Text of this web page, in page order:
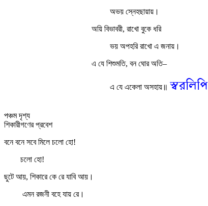
অভয় স্নেহছায়ায়।
অয়ি বিভাবরী, রাখো বুকে ধরি
ভয় অপহরি রাখো এ জনায়।
এ যে শিশুমতি, বন ঘোর অতি–
এ যে একেলা অসহায়॥ স্বরলিপি
পঞ্চম দৃশ্য
শিকারীগণের প্রবেশ
বনে বনে সবে মিলে চলো হো!
চলো হো!
ছুটে আয়, শিকারে কে রে যাবি আয়।
এমন রজনী বহে যায় রে।